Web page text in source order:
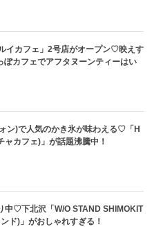
イカフェ」2号店がオープン♡映えす
ぽカフェでアフタヌーンティーはい
ン)で人気のかき氷が味わえる♡「H
カフェ)」が話題沸騰中！
中♡下北沢「W/O STAND SHIMOKIT
ド)」がおしゃれすぎる！